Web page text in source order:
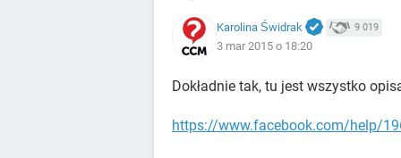
Karolina Świdrak 9 019
3 mar 2015 o 18:20
Dokładnie tak, tu jest wszystko
https://www.facebook.com/help/